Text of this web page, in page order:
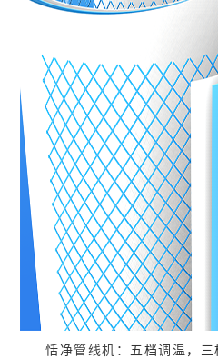
恬净管线机 ：五档调温，